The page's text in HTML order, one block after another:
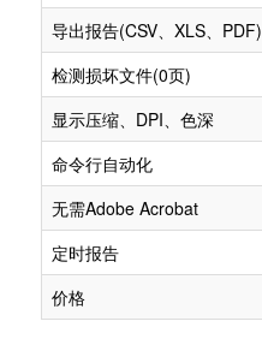
导出报告(CSV、XLS、PDF)
检测损坏文件(0页)
显示压缩、DPI、色深
命令行自动化
无需Adobe Acrobat
定时报告
价格